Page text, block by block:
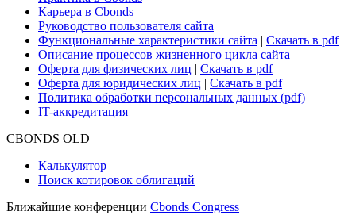
Для клиентов
О нас
Безопасность проведения платежей
Практика в Cbonds
Карьера в Cbonds
Руководство пользователя сайта
Функциональные характеристики сайта|Скачать в pdf
Описание процессов жизненного цикла сайта
Оферта для юридических лиц
IT-аккредитация